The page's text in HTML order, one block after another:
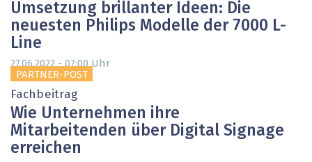
Umsetzung brillanter Ideen: Die
neuesten Philips Modelle der 7000 L-
Line
27.06.2022 - 07:00 Uhr
PARTNER-POST
Fachbeitrag
Wie Unternehmen ihre
Mitarbeitenden über Digital Signage
erreichen